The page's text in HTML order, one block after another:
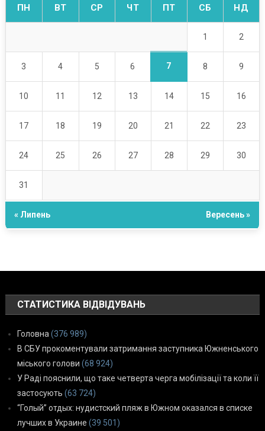
ПН ВТ СР ЧТ ПТ СБ НД
1 2
3 4 5 6 7 8 9
10 11 12 13 14 15 16
17 18 19 20 21 22 23
24 25 26 27 28 29 30
31
« Липень Вересень »
СТАТИСТИКА ВІДВІДУВАНЬ
Головна (376 989)
В СБУ прокоментували затримання заступника Южненського
міського голови (68 924)
У Раді пояснили, що таке четверта черга мобілізації та коли її
застосують (63 724)
“Голый” отдых: нудистский пляж в Южном оказался в списке
лучших в Украине (39 501)